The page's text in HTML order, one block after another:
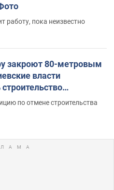
работу, пока неизвестно
закроют 80-метровым
власти
верующего"
по отмене строительства